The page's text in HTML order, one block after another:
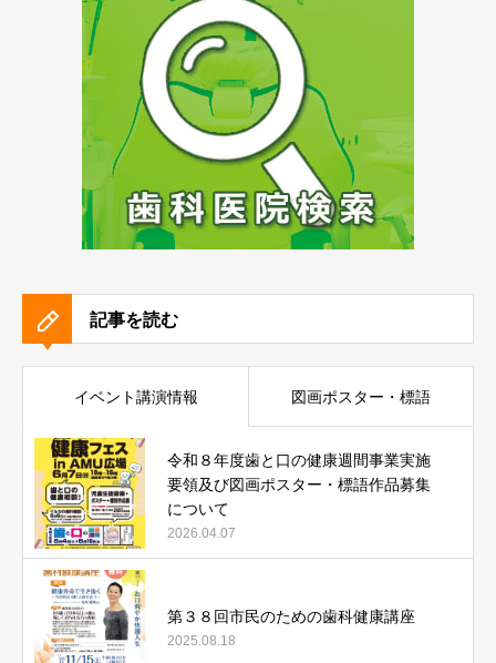
記事を読む
イベント講演情報 図画ポスター・標語
令和８年度歯と口の健康週間事業実施
要領及び図画ポスター・標語作品募集
について
2026.04.07
第３８回市民のための歯科健康講座
2025.08.18